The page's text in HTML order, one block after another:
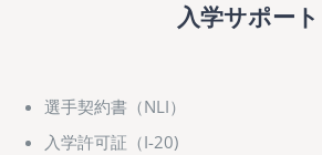
入学サポート
選手契約書（NLI）
入学許可証（I-20)